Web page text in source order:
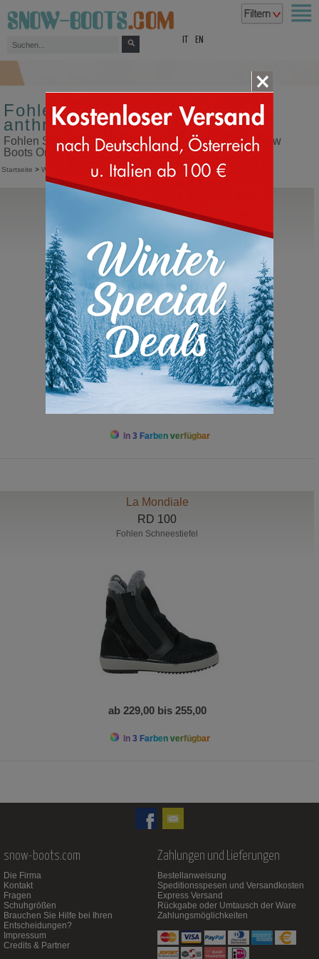
EN
Fohlen Schneestiefel Farbe
anthrazit
Fohlen Schneestiefel Farbe anthrazit in unserem Snow
Boots Online Shop kaufen
Startseite > Winterstiefel Fohlen
La Mondiale
RD 50
ab 189,00 bis 249,00
In 3 Farben verfügbar
La Mondiale
RD 100
Fohlen Schneestiefel
ab 229,00 bis 255,00
In 3 Farben verfügbar
snow-boots.com
Die Firma
Kontakt
Fragen
Schuhgrößen
Brauchen Sie Hilfe bei Ihren
Entscheidungen?
Impressum
Credits & Partner
Zahlungen und Lieferungen
Bestellanweisung
Speditionsspesen und Versandkosten
Express Versand
Rückgabe oder Umtausch der Ware
Zahlungsmöglichkeiten